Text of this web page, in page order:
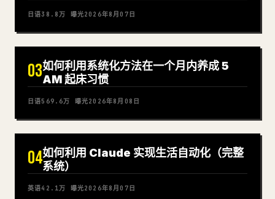
日语38.8万 曝光2026年8月07日
03如何利用系统化方法在一个月内养成 5
AM 起床习惯
日语569.6万 曝光2026年8月08日
04如何利用 Claude 实现生活自动化（完整
系统）
英语42.1万 曝光2026年8月07日